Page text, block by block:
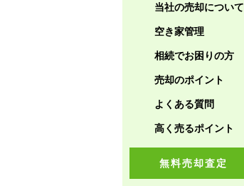
当社の売却について
空き家管理
相続でお困りの方
売却のポイント
よくある質問
高く売るポイント
無料売却査定